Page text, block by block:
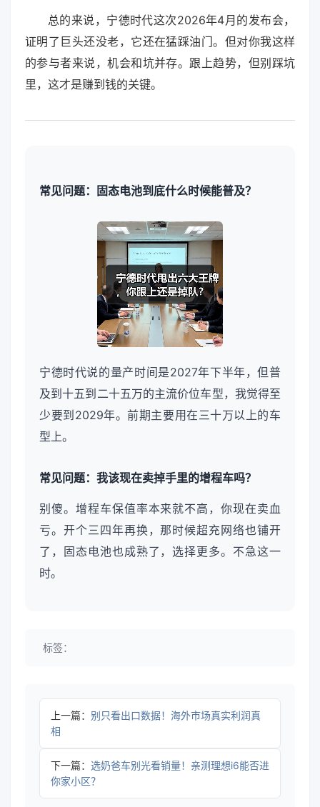
总的来说，宁德时代这次2026年4月的发布会，
证明了巨头还没老，它还在猛踩油门。但对你我这样
的参与者来说，机会和坑并存。跟上趋势，但别踩坑
里，这才是赚到钱的关键。
常见问题：固态电池到底什么时候能普及？
宁德时代说的量产时间是2027年下半年，但普
及到十五到二十五万的主流价位车型，我觉得至
少要到2029年。前期主要用在三十万以上的车
型上。
常见问题：我该现在卖掉手里的增程车吗？
别傻。增程车保值率本来就不高，你现在卖血
亏。开个三四年再换，那时候超充网络也铺开
了，固态电池也成熟了，选择更多。不急这一
时。
标签：
上一篇： 别只看出口数据！海外市场真实利润真
相
下一篇： 选奶爸车别光看销量！亲测理想i6能否进
你家小区？